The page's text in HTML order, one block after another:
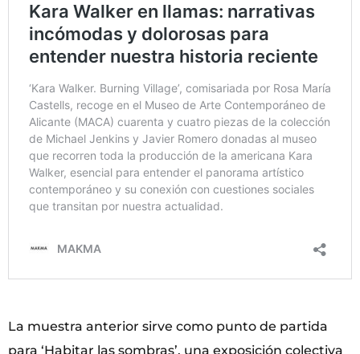
La muestra anterior sirve como punto de partida
para ‘Habitar las sombras’, una exposición colectiva